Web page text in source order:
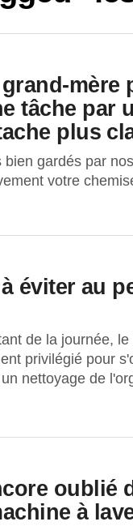
mère
tâche par
plus
bien gardés par
votre
éviter au
de la journée, le
privilégié pour
nettoyage de
oublié
à